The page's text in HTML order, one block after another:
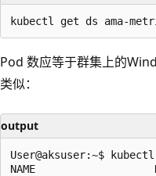
Pod 数应等于群集上的
类似：
output
User@aksuser:~$
NAME